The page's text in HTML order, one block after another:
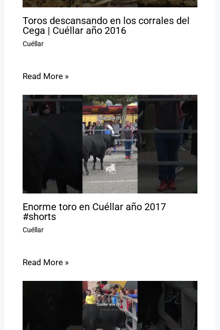
Toros descansando en los corrales del
Cega | Cuéllar año 2016
Cuéllar
Read More »
Enorme toro en Cuéllar año 2017
#shorts
Cuéllar
Read More »